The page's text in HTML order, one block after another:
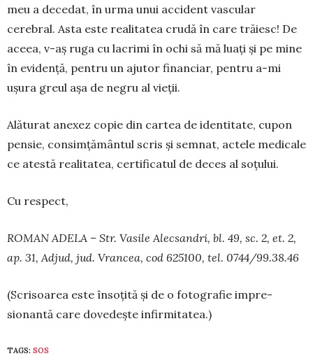
meu a decedat, în urma unui accident vascular
cerebral. Asta este realitatea crudă în care trăiesc! De
aceea, v-aș ruga cu lacrimi în ochi să mă luați și pe mine
în evidență, pentru un ajutor financiar, pentru a-mi
ușura greul așa de negru al vieții.
Alăturat anexez copie din cartea de identitate, cupon
pensie, consimțământul scris și semnat, actele medicale
ce atestă realitatea, certificatul de deces al soțului.
Cu respect,
ROMAN ADELA – Str. Vasile Alecsandri, bl. 49, sc. 2, et. 2,
ap. 31, Adjud, jud. Vrancea, cod 625100, tel. 0744/99.38.46
(Scrisoarea este însoțită și de o fotografie im­pre­
sionantă care dovedește infirmitatea.)
TAGS: SOS